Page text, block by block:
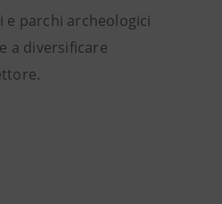
parchi archeologici
a diversificare